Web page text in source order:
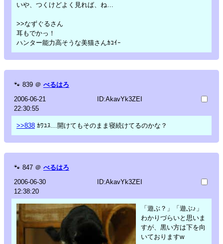
いや、つくけどよく見れば、ね…
>>なずぐるさん
耳もでかっ！
ハンター能力高そうな美猫さんｶｺｲｰ
🐾 839 ＠ べるはろ
2006-06-21
22:30:55
ID:AkavYk3ZEI
>>838 ｶﾜﾕｽ…開けてもそのまま寝続けてるのかな？
🐾 847 ＠ べるはろ
2006-06-30
12:38:20
ID:AkavYk3ZEI
「遊ぶ？」「遊ぶ♪」
わかりづらいと思いま
すが、黒い方は下を向
いておりますw